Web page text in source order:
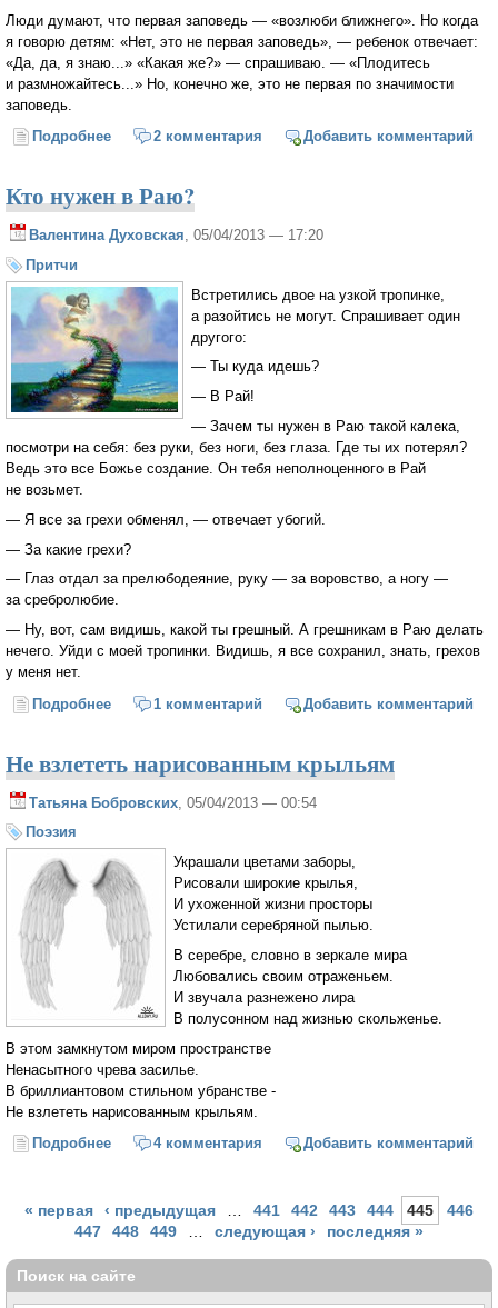
Люди думают, что первая заповедь — «возлюби ближнего». Но когда
я говорю детям: «Нет, это не первая заповедь», — ребенок отвечает:
«Да, да, я знаю...» «Какая же?» — спрашиваю. — «Плодитесь
и размножайтесь...» Но, конечно же, это не первая по значимости
заповедь.
Подробнее о Лекарство от фарисейства (Митрополит
2 комментария Добавить комментарий
Кто нужен в Раю?
Валентина Духовская, 05/04/2013 — 17:20
Притчи
Встретились двое на узкой тропинке,
а разойтись не могут. Спрашивает один
другого:
— Ты куда идешь?
— В Рай!
— Зачем ты нужен в Раю такой калека,
посмотри на себя: без руки, без ноги, без глаза. Где ты их потерял?
Ведь это все Божье создание. Он тебя неполноценного в Рай
не возьмет.
— Я все за грехи обменял, — отвечает убогий.
— За какие грехи?
— Глаз отдал за прелюбодеяние, руку — за воровство, а ногу —
за сребролюбие.
— Ну, вот, сам видишь, какой ты грешный. А грешникам в Раю делать
нечего. Уйди с моей тропинки. Видишь, я все сохранил, знать, грехов
у меня нет.
Подробнее о Кто нужен в Раю?
1 комментарий Добавить комментарий
Не взлететь нарисованным крыльям
Татьяна Бобровских , 05/04/2013 — 00:54
Поэзия
Украшали цветами заборы,
Рисовали широкие крылья,
И ухоженной жизни просторы
Устилали серебряной пылью.
В серебре, словно в зеркале мира
Любовались своим отраженьем.
И звучала разнежено лира
В полусонном над жизнью скольженье.
В этом замкнутом миром пространстве
Ненасытного чрева засилье.
В бриллиантовом стильном убранстве -
Не взлететь нарисованным крыльям.
Подробнее о Не взлететь нарисованным крыльям
4 комментария Добавить комментарий
Страницы
« первая ‹ предыдущая … 441 442 443 444 445
446
447
448 449 … следующая › последняя »
Поиск на сайте